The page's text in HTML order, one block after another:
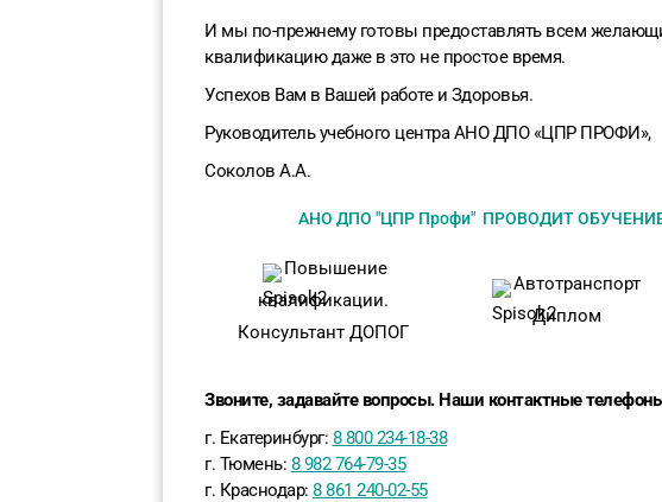
И мы по-прежнему готовы предоставлять всем
квалификацию даже в это не простое время.
Успехов Вам в Вашей работе и Здоровья.
Руководитель учебного центра АНО ДПО «ЦПР ПРОФИ»,
Соколов А.А.
АНО ДПО "ЦПР Профи" ПРОВОДИТ
Повышение
квалификации.
Консультант ДОПОГ
Автотранспорт
Диплом
Звоните, задавайте вопросы. Наши контактные
г. Екатеринбург: 8 800 234-18-38
г. Тюмень: 8 982 764-79-35
г. Краснодар: 8 861 240-02-55